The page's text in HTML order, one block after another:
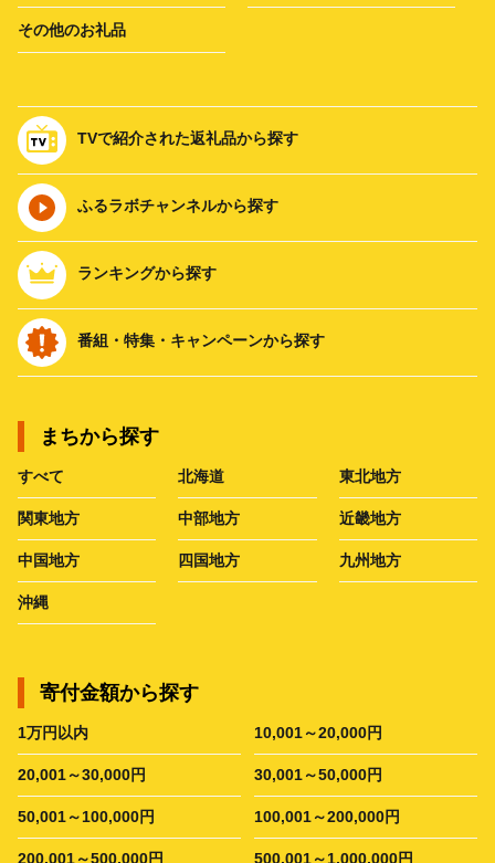
その他のお礼品
TVで紹介された返礼品から探す
ふるラボチャンネルから探す
ランキングから探す
番組・特集・キャンペーンから探す
まちから探す
すべて 北海道 東北地方
関東地方 中部地方 近畿地方
中国地方 四国地方 九州地方
沖縄
寄付金額から探す
1万円以内 10,001～20,000円
20,001～30,000円 30,001～50,000円
50,001～100,000円 100,001～200,000円
200,001～500,000円 500,001～1,000,000円